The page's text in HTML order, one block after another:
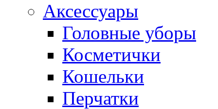
Аксессуары
Головные уборы
Косметички
Кошельки
Перчатки